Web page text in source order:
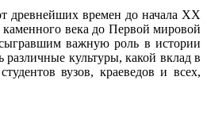
древнейших времен до начала ХХ
каменного века до Первой мировой
важную роль в истории
культуры, какой вклад в
вузов, краеведов и всех,